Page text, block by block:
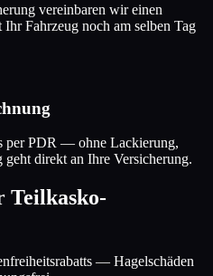
vereinbaren wir einen
Fahrzeug noch am selben Tag
per PDR — ohne Lackierung,
direkt an Ihre Versicherung.
Teilkasko-
— Hagelschäden